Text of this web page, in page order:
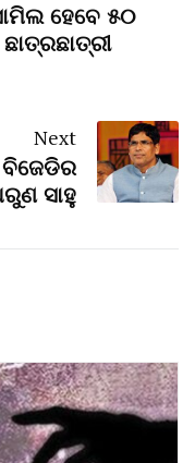
ହେବେ ୫୦
Next
ବିଜେଡିର
ସାହୁ